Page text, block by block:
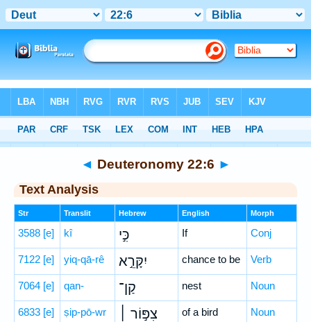
Hebrew> Deuteronomy 22:6
◄ Deuteronomy 22:6 ►
Text Analysis
Str Translit Hebrew English Morph
3588 [e] kî כִּ֣י If Conj
7122 [e] yiq-qā-rê יִקָּרֵ֣א chance to be Verb
7064 [e] qan- קַן־ nest Noun
6833 [e] ṣip-pō-wr צִפּ֣וֹר ׀ of a bird Noun